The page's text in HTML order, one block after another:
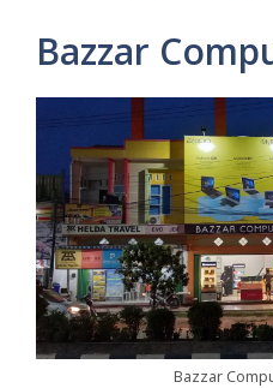
Bazzar
Bazzar